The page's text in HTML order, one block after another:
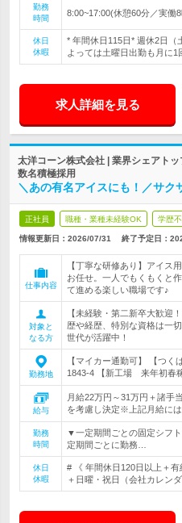
勤務
時間
8:00~17:00(休憩60分／実働
休日
休暇
* 年間休日115日* 週休2日
よっては土曜日出勤も月に1
求人詳細を見る
太洋コーン株式会社 | 業界シェアト
数名積極採用
＼あの有名アイスにも！／サク
正社員 職種・業種未経験OK 学歴
情報更新日：2026/07/31 終了予定日：
仕事内容
【丁寧な研修あり】アイス
お任せ。一人でもくもくと
て進める楽しい職場です♪
対象と
なる方
【未経験・第二新卒大歓迎
歴や経歴、特別な資格は一
世代が活躍中！
勤務地
【マイカー通勤可】 【つく
1843-4 【新工場 来年初春
給与
月給22万円～31万円＋諸手
を考慮し決定※上記月給に
勤務
時間
▼一定期間ごとの固定シフ
定期間ごとに勤務…
休日
休暇
# 《 年間休日120日以上＋
＋日曜・祝日（会社カレン